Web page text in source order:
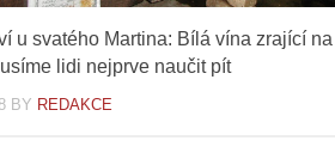
u svatého Martina: Bílá vína zrající na
lidi nejprve naučit pít
BY REDAKCE